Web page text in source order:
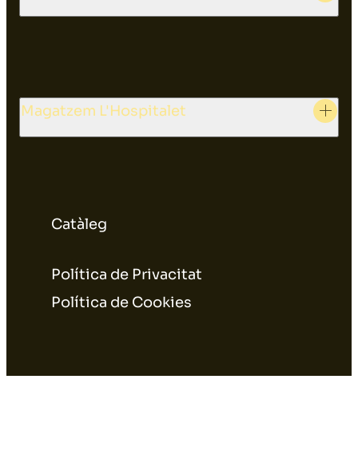
Catàleg
Política de Privacitat
Política de Cookies
Magatzem L'Hospitalet